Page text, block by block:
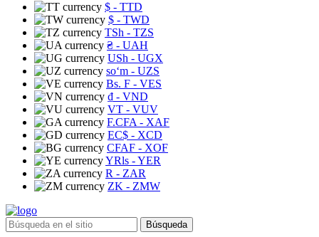
$ - TTD
$ - TWD
TSh - TZS
₴ - UAH
USh - UGX
soʻm - UZS
Bs. F - VES
₫ - VND
VT - VUV
F.CFA - XAF
EC$ - XCD
CFAF - XOF
YRls - YER
R - ZAR
ZK - ZMW
Búsqueda